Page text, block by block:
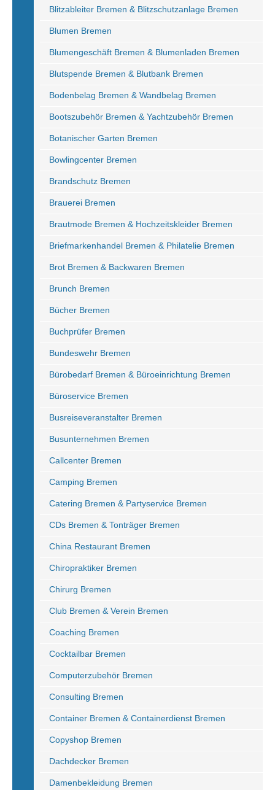
Blitzableiter Bremen & Blitzschutzanlage Bremen
Blumen Bremen
Blumengeschäft Bremen & Blumenladen Bremen
Blutspende Bremen & Blutbank Bremen
Bodenbelag Bremen & Wandbelag Bremen
Bootszubehör Bremen & Yachtzubehör Bremen
Botanischer Garten Bremen
Bowlingcenter Bremen
Brandschutz Bremen
Brauerei Bremen
Brautmode Bremen & Hochzeitskleider Bremen
Briefmarkenhandel Bremen & Philatelie Bremen
Brot Bremen & Backwaren Bremen
Brunch Bremen
Bücher Bremen
Buchprüfer Bremen
Bundeswehr Bremen
Bürobedarf Bremen & Büroeinrichtung Bremen
Büroservice Bremen
Busreiseveranstalter Bremen
Busunternehmen Bremen
Callcenter Bremen
Camping Bremen
Catering Bremen & Partyservice Bremen
CDs Bremen & Tonträger Bremen
China Restaurant Bremen
Chiropraktiker Bremen
Chirurg Bremen
Club Bremen & Verein Bremen
Coaching Bremen
Cocktailbar Bremen
Computerzubehör Bremen
Consulting Bremen
Container Bremen & Containerdienst Bremen
Copyshop Bremen
Dachdecker Bremen
Damenbekleidung Bremen